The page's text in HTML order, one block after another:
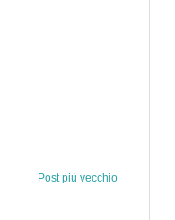
Post più vecchio